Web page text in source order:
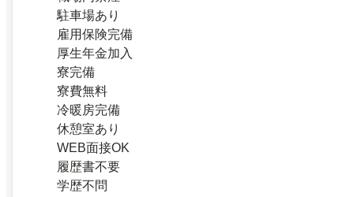
駐車場あり
雇用保険完備
厚生年金加入
寮完備
寮費無料
冷暖房完備
休憩室あり
WEB面接OK
履歴書不要
学歴不問